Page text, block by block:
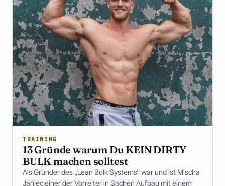
TRAINING
13 Gründe warum Du KEIN DIRTY
BULK machen solltest
Als Gründer des „Lean Bulk Systems“ war und ist Mischa
Janiec einer der Vorreiter in Sachen Aufbau mit einem